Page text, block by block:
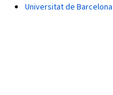
Universitat de Barcelona